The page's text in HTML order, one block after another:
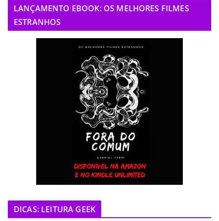
LANÇAMENTO EBOOK: OS MELHORES FILMES
ESTRANHOS
DICAS: LEITURA GEEK